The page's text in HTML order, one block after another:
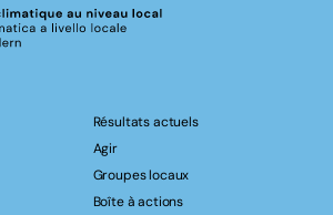
Résultats actuels
Agir
Groupes locaux
Boîte à actions